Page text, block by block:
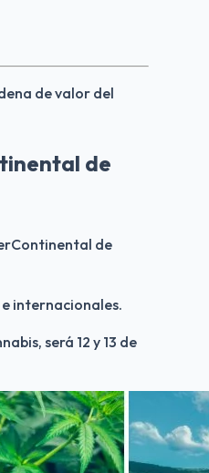
de valor del
de
de
internacionales.
será 12 y 13 de